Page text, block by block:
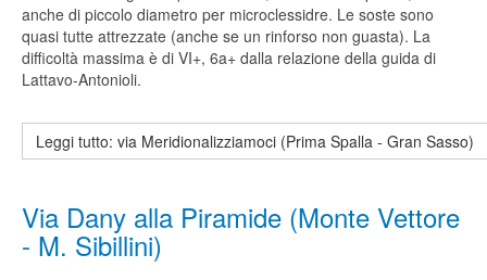
anche di piccolo diametro per microclessidre. Le soste sono
quasi tutte attrezzate (anche se un rinforso non guasta). La
difficoltà massima è di VI+, 6a+ dalla relazione della guida di
Lattavo-Antonioli.
Leggi tutto: via Meridionalizziamoci (Prima Spalla - Gran Sasso)
Via Dany alla Piramide (Monte Vettore
- M. Sibillini)